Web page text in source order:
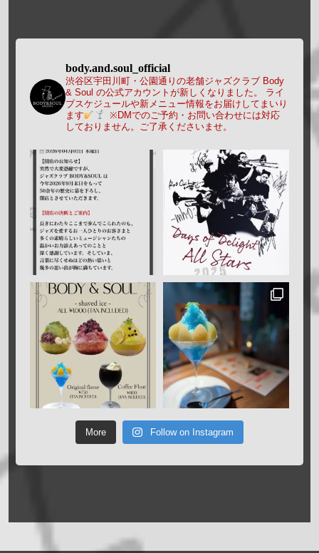
body.and.soul_official
渋谷区宇田川町・公園通りの老舗ジャズクラブ Body
& Soul の公式アカウントが新しくなりました。
ライ
ブスケジュールや新メニュー情報をお届けしてまいり
ます
※DMでのご予約・お問い合わせには対応
しておりません。ご了承くださいませ。
More Follow on Instagram